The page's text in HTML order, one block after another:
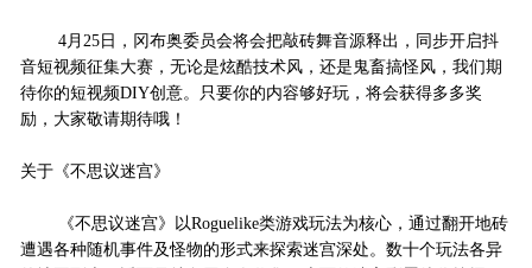
4月25日，冈布奥委员会将会把敲砖舞音源释出，同步开启抖
音短视频征集大赛，无论是炫酷技术风，还是鬼畜搞怪风，我们期
待你的短视频DIY创意。只要你的内容够好玩，将会获得多多奖
励，大家敬请期待哦！
关于《不思议迷宫》
《不思议迷宫》以Roguelike类游戏玩法为核心，通过翻开地砖
遭遇各种随机事件及怪物的形式来探索迷宫深处。数十个玩法各异